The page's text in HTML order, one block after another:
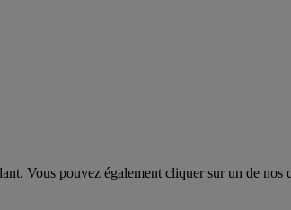
Vous pouvez également cliquer sur un de